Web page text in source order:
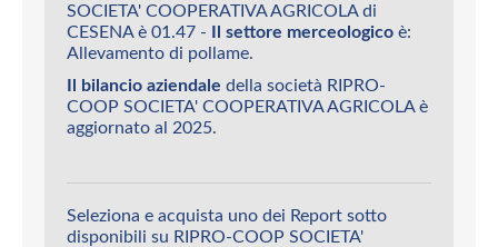
SOCIETA' COOPERATIVA AGRICOLA di
CESENA è 01.47 - Il settore merceologico è:
Allevamento di pollame.
Il bilancio aziendale della società RIPRO-
COOP SOCIETA' COOPERATIVA AGRICOLA è
aggiornato al 2025.
Seleziona e acquista uno dei Report sotto
disponibili su RIPRO-COOP SOCIETA'